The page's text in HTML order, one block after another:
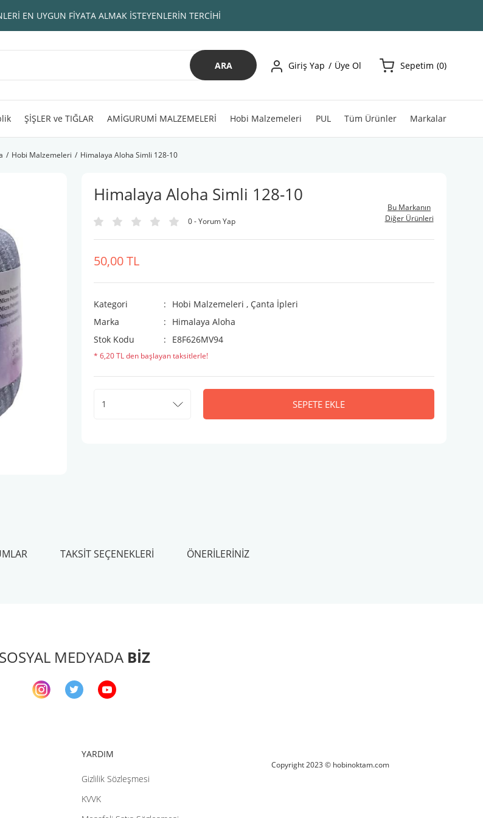
EN UYGUN FİYATA ALMAK İSTEYENLERİN TERCİHİ
ARA Giriş Yap Üye Ol Sepetim 0
ŞİŞLER ve TIĞLAR AMİGURUMİ MALZEMELERİ Hobi Malzemeleri PUL Tüm Ürünler Markalar
Hobi Malzemeleri Himalaya Aloha Simli 128-10
Himalaya Aloha Simli 128-10
0 - Yorum Yap
Bu Markanın
Diğer Ürünleri
50,00 TL
Kategori Hobi Malzemeleri , Çanta İpleri
Marka
Himalaya Aloha
Stok Kodu
E8F626MV94
* 6,20 TL den başlayan taksitlerle!
SEPETE EKLE
TAKSIT SEÇENEKLERI ÖNERILERINIZ
Gönder
SOSYAL MEDYADA BİZ
YARDIM
Gizlilik Sözleşmesi
KVVK
Copyright 2023 © hobinoktam.com